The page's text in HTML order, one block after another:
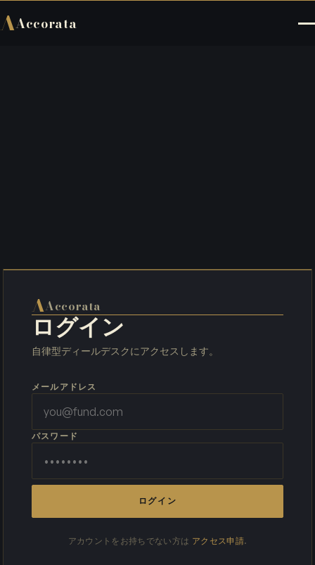
AAccorata
AAccorata
ログイン
自律型ディールデスクにアクセスします。
メールアドレス
パスワード
ログイン
アカウントをお持ちでない方は アクセス申請.